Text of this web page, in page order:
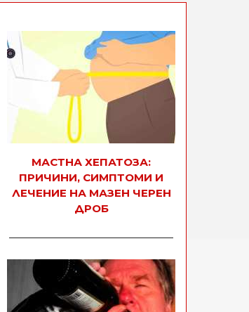
МАСТНА ХЕПАТОЗА:
ПРИЧИНИ, СИМПТОМИ И
ЛЕЧЕНИЕ НА МАЗЕН ЧЕРЕН
ДРОБ